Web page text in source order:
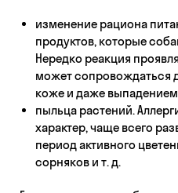
изменение рациона
продуктов, которые
Нередко реакция
может сопровождаться
коже и даже
пыльца растений.
характер, чаще всего
период активного
сорняков и т. д.